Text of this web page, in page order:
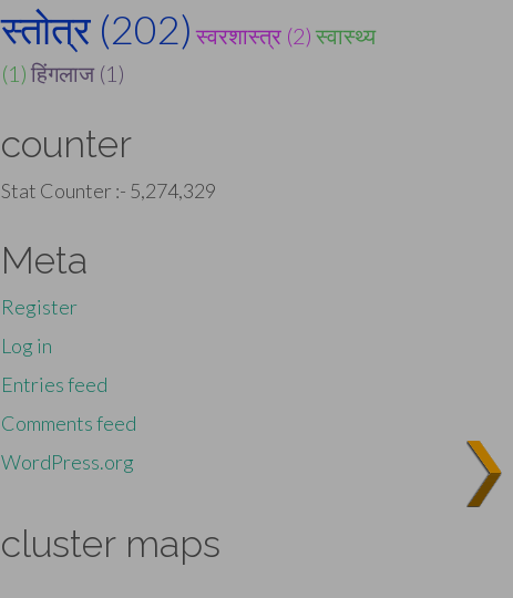
स्तोत्र (202) स्वरशास्त्र (2) स्वास्थ्य
(1) हिंगलाज (1)
counter
Stat Counter :- 5,274,329
Meta
Register
Log in
Entries feed
Comments feed
WordPress.org
cluster maps